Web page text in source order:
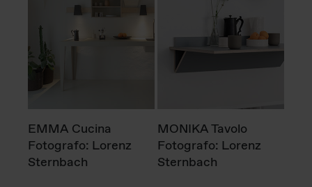
EMMA Cucina
Fotografo: Lorenz
Sternbach
MONIKA Tavolo
Fotografo: Lorenz
Sternbach